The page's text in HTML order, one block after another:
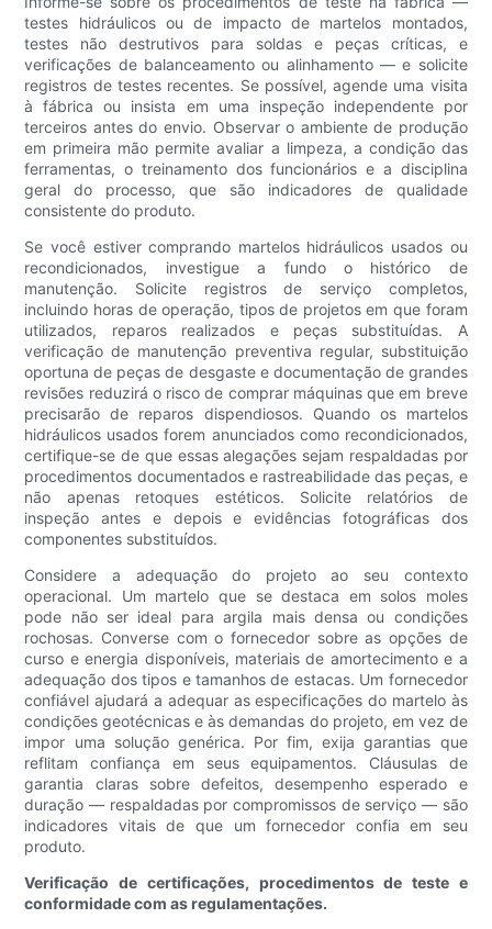
testes hidráulicos ou de impacto de martelos montados,
testes não destrutivos para soldas e peças críticas, e
verificações de balanceamento ou alinhamento — e solicite
registros de testes recentes. Se possível, agende uma visita
à fábrica ou insista em uma inspeção independente por
terceiros antes do envio. Observar o ambiente de produção
em primeira mão permite avaliar a limpeza, a condição das
ferramentas, o treinamento dos funcionários e a disciplina
geral do processo, que são indicadores de qualidade
consistente do produto.
Se você estiver comprando martelos hidráulicos usados ​​ou
recondicionados, investigue a fundo o histórico de
manutenção. Solicite registros de serviço completos,
incluindo horas de operação, tipos de projetos em que foram
utilizados, reparos realizados e peças substituídas. A
verificação de manutenção preventiva regular, substituição
oportuna de peças de desgaste e documentação de grandes
revisões reduzirá o risco de comprar máquinas que em breve
precisarão de reparos dispendiosos. Quando os martelos
hidráulicos usados ​​forem anunciados como recondicionados,
certifique-se de que essas alegações sejam respaldadas por
procedimentos documentados e rastreabilidade das peças, e
não apenas retoques estéticos. Solicite relatórios de
inspeção antes e depois e evidências fotográficas dos
componentes substituídos.
Considere a adequação do projeto ao seu contexto
operacional. Um martelo que se destaca em solos moles
pode não ser ideal para argila mais densa ou condições
rochosas. Converse com o fornecedor sobre as opções de
curso e energia disponíveis, materiais de amortecimento e a
adequação dos tipos e tamanhos de estacas. Um fornecedor
confiável ajudará a adequar as especificações do martelo às
condições geotécnicas e às demandas do projeto, em vez de
impor uma solução genérica. Por fim, exija garantias que
reflitam confiança em seus equipamentos. Cláusulas de
garantia claras sobre defeitos, desempenho esperado e
duração — respaldadas por compromissos de serviço — são
indicadores vitais de que um fornecedor confia em seu
produto.
Verificação de certificações, procedimentos de teste e
conformidade com as regulamentações.